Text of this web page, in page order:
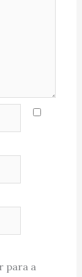
para a